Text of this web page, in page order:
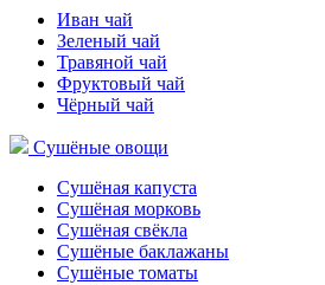
Иван чай
Зеленый чай
Травяной чай
Фруктовый чай
Чёрный чай
Сушёные овощи
Сушёная капуста
Сушёная морковь
Сушёная свёкла
Сушёные баклажаны
Сушёные томаты